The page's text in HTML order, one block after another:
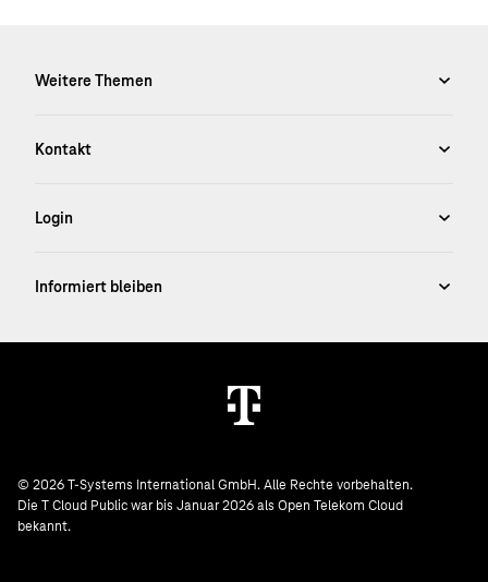
© 2026 T-Systems International GmbH. Alle Rechte vorbehalten.
Die T Cloud Public war bis Januar 2026 als Open Telekom Cloud
bekannt.